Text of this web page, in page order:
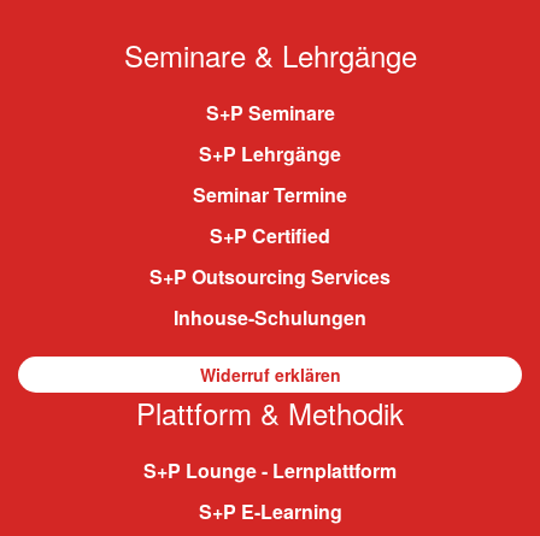
Seminare & Lehrgänge
S+P Seminare
S+P Lehrgänge
Seminar Termine
S+P Certified
S+P Outsourcing Services
Inhouse-Schulungen
Widerruf erklären
Plattform & Methodik
S+P Lounge - Lernplattform
S+P E-Learning